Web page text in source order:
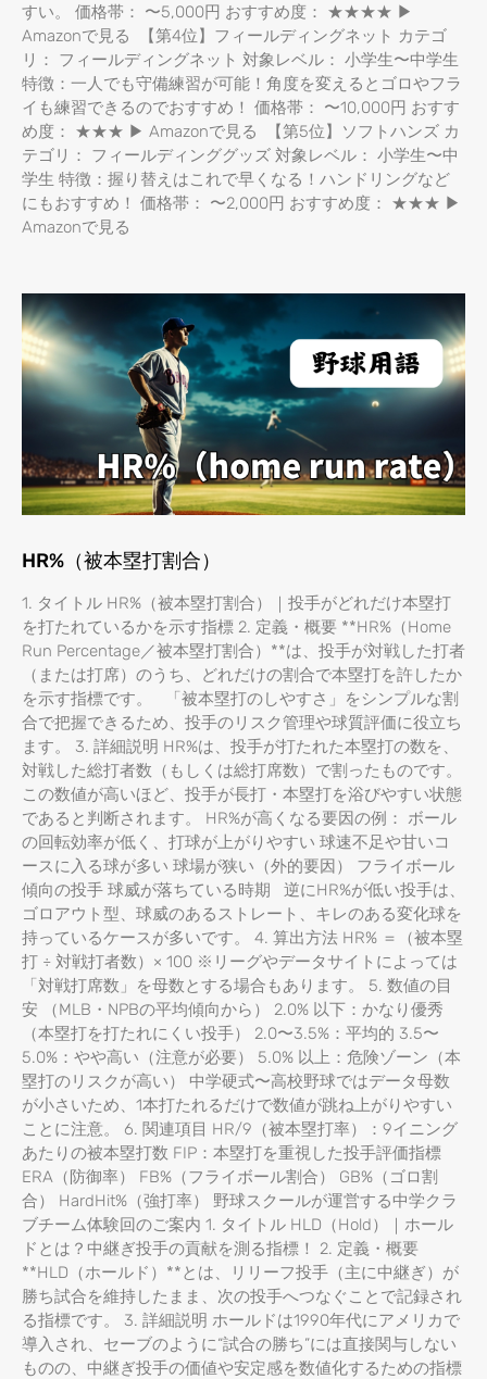
すい。 価格帯： 〜5,000円 おすすめ度： ★★★★ ▶
Amazonで見る 【第4位】フィールディングネット カテゴ
リ： フィールディングネット 対象レベル： 小学生〜中学生
特徴：一人でも守備練習が可能！角度を変えるとゴロやフラ
イも練習できるのでおすすめ！ 価格帯： 〜10,000円 おすす
め度： ★★★ ▶ Amazonで見る 【第5位】ソフトハンズ カ
テゴリ： フィールディンググッズ 対象レベル： 小学生〜中
学生 特徴：握り替えはこれで早くなる！ハンドリングなど
にもおすすめ！ 価格帯： 〜2,000円 おすすめ度： ★★★ ▶
Amazonで見る
HR%（被本塁打割合）
1. タイトル HR%（被本塁打割合）｜投手がどれだけ本塁打
を打たれているかを示す指標 2. 定義・概要 **HR%（Home
Run Percentage／被本塁打割合）**は、投手が対戦した打者
（または打席）のうち、どれだけの割合で本塁打を許したか
を示す指標です。 「被本塁打のしやすさ」をシンプルな割
合で把握できるため、投手のリスク管理や球質評価に役立ち
ます。 3. 詳細説明 HR%は、投手が打たれた本塁打の数を、
対戦した総打者数（もしくは総打席数）で割ったものです。
この数値が高いほど、投手が長打・本塁打を浴びやすい状態
であると判断されます。 HR%が高くなる要因の例： ボール
の回転効率が低く、打球が上がりやすい 球速不足や甘いコ
ースに入る球が多い 球場が狭い（外的要因） フライボール
傾向の投手 球威が落ちている時期 逆にHR%が低い投手は、
ゴロアウト型、球威のあるストレート、キレのある変化球を
持っているケースが多いです。 4. 算出方法 HR% ＝（被本塁
打 ÷ 対戦打者数）× 100 ※リーグやデータサイトによっては
「対戦打席数」を母数とする場合もあります。 5. 数値の目
安 （MLB・NPBの平均傾向から） 2.0% 以下：かなり優秀
（本塁打を打たれにくい投手） 2.0〜3.5%：平均的 3.5〜
5.0%：やや高い（注意が必要） 5.0% 以上：危険ゾーン（本
塁打のリスクが高い） 中学硬式〜高校野球ではデータ母数
が小さいため、1本打たれるだけで数値が跳ね上がりやすい
ことに注意。 6. 関連項目 HR/9（被本塁打率）：9イニング
あたりの被本塁打数 FIP：本塁打を重視した投手評価指標
ERA（防御率） FB%（フライボール割合） GB%（ゴロ割
合） HardHit%（強打率） 野球スクールが運営する中学クラ
ブチーム体験回のご案内 1. タイトル HLD（Hold）｜ホール
ドとは？中継ぎ投手の貢献を測る指標！ 2. 定義・概要
**HLD（ホールド）**とは、リリーフ投手（主に中継ぎ）が
勝ち試合を維持したまま、次の投手へつなぐことで記録され
る指標です。 3. 詳細説明 ホールドは1990年代にアメリカで
導入され、セーブのように“試合の勝ち”には直接関与しない
ものの、中継ぎ投手の価値や安定感を数値化するための指標